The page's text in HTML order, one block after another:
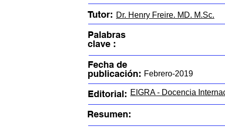
Tutor: Dr. Henry Freire. MD. M.Sc.
Palabras
clave :
Fecha de
publicación: Febrero-2019
Editorial: EIGRA - Docencia
Resumen: